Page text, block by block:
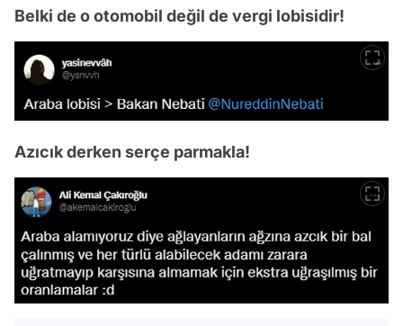
Belki de o otomobil değil de vergi lobisidir!
Azıcık derken serçe parmakla!